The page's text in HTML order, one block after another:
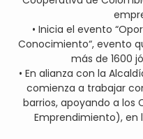
• Inicia el evento
Conocimiento“, evento
más de 1600
• En alianza con la
comienza a trabajar
barrios, apoyando a los
Emprendimiento), en